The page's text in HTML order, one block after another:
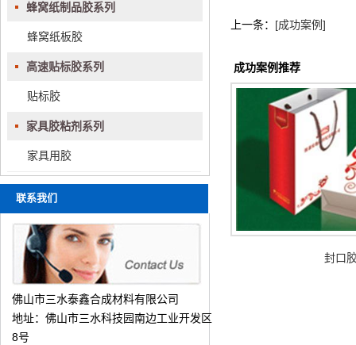
蜂窝纸制品胶系列
蜂窝纸板胶
高速贴标胶系列
贴标胶
家具胶粘剂系列
家具用胶
联系我们
佛山市三水泰鑫合成材料有限公司
地址：佛山市三水科技园南边工业开发区
8号
上一条： [成功案例]
成功案例推荐
封口